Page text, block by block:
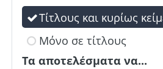
Τίτλους και κυρίως
Μόνο σε τίτλους
Τα αποτελέσματα να...